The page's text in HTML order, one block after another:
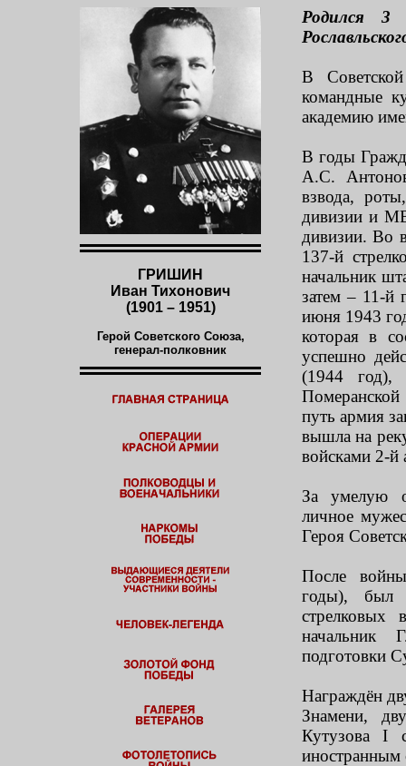
ГРИШИН
Иван Тихонович
(1901 – 1951)
Герой Советского Союза,
генерал-полковник
Родился 3
В
командные
академию
В годы
А.С.
взвода,
дивизии и
дивизии. Во
137-й
начальник
затем – 11-й
июня 1943
которая в
успешно
(1944 год),
путь армия
вышла на
войсками 2-й
За умелую
личное
Героя
После
годы), был
начальник
подготовки
Награждён
Знамени,
Кутузова I
иностранным